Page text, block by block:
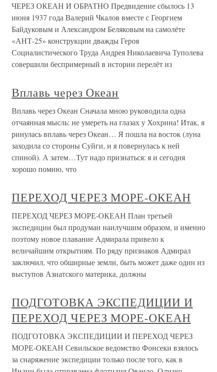
ЧЕРЕЗ ОКЕАН И ОБРАТНО Предвидение сбылось 13
июня 1937 года Валерий Чкалов вместе с Георгием
Байдуковым и Александром Беляковым на самолёте
«АНТ-25» конструкции дважды Героя
Социалистического Труда Андрея Николаевича Туполева
совершили беспримерный в истории перелёт из
Вплавь через Океан
Вплавь через Океан Сначала мною руководила одна
отчаянная мысль: не умереть на глазах у Хохрина! Итак, я
ринулась вплавь через Океан… Я пошла на восток (луна
заходила со стороны Суйги, и я повернулась к ней
спиной). А затем…Тут надо признаться: я и сегодня
хорошо помню, что
ПЕРЕХОД ЧЕРЕЗ МОРЕ-ОКЕАН
ПЕРЕХОД ЧЕРЕЗ МОРЕ-ОКЕАН План третьей
экспедиции был продуман наилучшим образом, и именно
поэтому новое плавание Адмирала привело к
величайшим открытиям. По ряду признаков Адмирал
заключил, что обширные земли, быть может даже один из
выступов Азиатского материка, должны
ПОДГОТОВКА ЭКСПЕДИЦИИ И
ПЕРЕХОД ЧЕРЕЗ МОРЕ-ОКЕАН
ПОДГОТОВКА ЭКСПЕДИЦИИ И ПЕРЕХОД ЧЕРЕЗ
МОРЕ-ОКЕАН Севильское ведомство Фонсеки взялось
за снаряжение экспедиции только после того, как в